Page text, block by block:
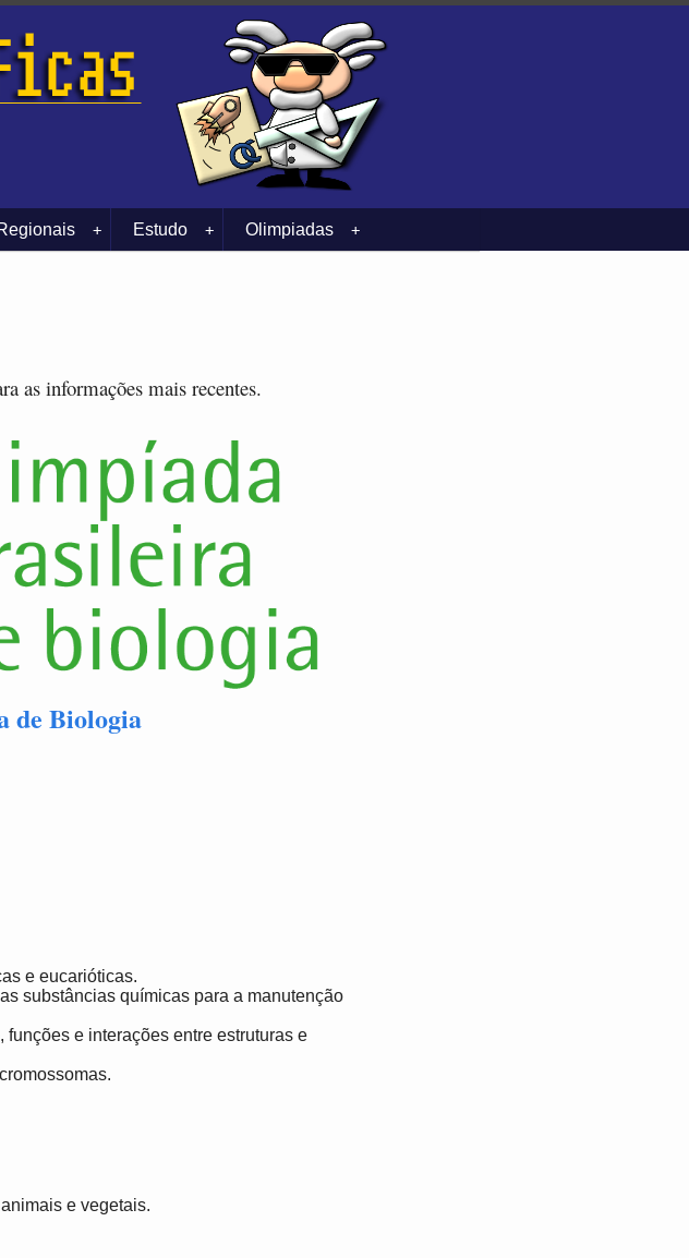
+ +
Estudo +
Olimpiadas
as informações mais recentes.
de Biologia
e eucarióticas.
substâncias químicas para a manutenção
e interações entre estruturas e
e vegetais.